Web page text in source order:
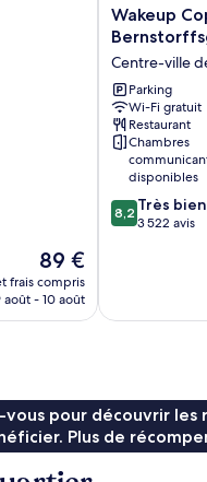
Le
nouveau
prix
89 €
frais compris
août - 10 août
Wakeup
Copenhagen
Centre-
ville
de
Copenhague
Wakeup
Centre-ville
Parking
Wi-Fi gratuit
Restaurant
Chambres
disponibles
8.2
sur
8,2 Très bien
3 522 avis
vous pour découvrir
Plus de